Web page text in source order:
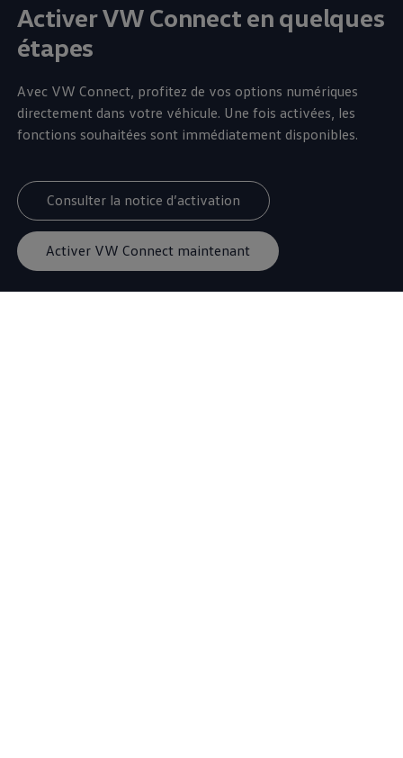
Activer VW Connect en quelques
étapes
Avec VW Connect, profitez de vos options numériques
directement dans votre véhicule. Une fois activées, les
fonctions souhaitées sont immédiatement disponibles.
Consulter la notice d’activation
Activer VW Connect maintenant